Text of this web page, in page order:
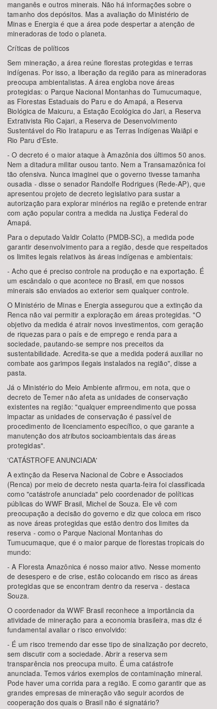
manganês e outros minerais. Não há informações sobre o
tamanho dos depósitos. Mas a avaliação do Ministério de
Minas e Energia é que a área pode despertar a atenção de
mineradoras de todo o planeta.
Críticas de políticos
Sem mineração, a área reúne florestas protegidas e terras
indígenas. Por isso, a liberação da região para as mineradoras
preocupa ambientalistas. A área engloba nove áreas
protegidas: o Parque Nacional Montanhas do Tumucumaque,
as Florestas Estaduais do Paru e do Amapá, a Reserva
Biológica de Maicuru, a Estação Ecológica do Jari, a Reserva
Extrativista Rio Cajari, a Reserva de Desenvolvimento
Sustentável do Rio Iratapuru e as Terras Indígenas Waiãpi e
Rio Paru d'Este.
- O decreto é o maior ataque à Amazônia dos últimos 50 anos.
Nem a ditadura militar ousou tanto. Nem a Transamazônica foi
tão ofensiva. Nunca imaginei que o governo tivesse tamanha
ousadia - disse o senador Randolfe Rodrigues (Rede-AP), que
apresentou projeto de decreto legislativo para sustar a
autorização para explorar minérios na região e pretende entrar
com ação popular contra a medida na Justiça Federal do
Amapá.
Para o deputado Valdir Colatto (PMDB-SC), a medida pode
garantir desenvolvimento para a região, desde que respeitados
os limites legais relativos às áreas indígenas e ambientais:
- Acho que é preciso controle na produção e na exportação. É
um escândalo o que acontece no Brasil, em que nossos
minerais são enviados ao exterior sem qualquer controle.
O Ministério de Minas e Energia assegurou que a extinção da
Renca não vai permitir a exploração em áreas protegidas. "O
objetivo da medida é atrair novos investimentos, com geração
de riquezas para o país e de emprego e renda para a
sociedade, pautando-se sempre nos preceitos da
sustentabilidade. Acredita-se que a medida poderá auxiliar no
combate aos garimpos ilegais instalados na região", disse a
pasta.
Já o Ministério do Meio Ambiente afirmou, em nota, que o
decreto de Temer não afeta as unidades de conservação
existentes na região: "qualquer empreendimento que possa
impactar as unidades de conservação é passível de
procedimento de licenciamento específico, o que garante a
manutenção dos atributos socioambientais das áreas
protegidas".
'CATÁSTROFE ANUNCIADA'
A extinção da Reserva Nacional de Cobre e Associados
(Renca) por meio de decreto nesta quarta-feira foi classificada
como "catástrofe anunciada" pelo coordenador de políticas
públicas do WWF Brasil, Michel de Souza. Ele vê com
preocupação a decisão do governo e diz que coloca em risco
as nove áreas protegidas que estão dentro dos limites da
reserva - como o Parque Nacional Montanhas do
Tumucumaque, que é o maior parque de florestas tropicais do
mundo:
- A Floresta Amazônica é nosso maior ativo. Nesse momento
de desespero e de crise, estão colocando em risco as áreas
protegidas que se encontram dentro da reserva - destaca
Souza.
O coordenador da WWF Brasil reconhece a importância da
atividade de mineração para a economia brasileira, mas diz é
fundamental avaliar o risco envolvido:
- É um risco tremendo dar esse tipo de sinalização por decreto,
sem discutir com a sociedade. Abrir a reserva sem
transparência nos preocupa muito. É uma catástrofe
anunciada. Temos vários exemplos de contaminação mineral.
Pode haver uma corrida para a região. E como garantir que as
grandes empresas de mineração vão seguir acordos de
cooperação dos quais o Brasil não é signatário?